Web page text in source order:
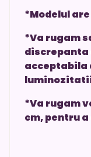
*Modelul
*Va rugam
discrepanta
acceptabila
*Va rugam
cm, pentru